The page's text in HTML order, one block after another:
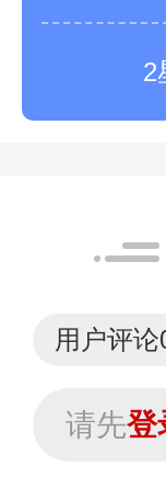
2
用户评论
请先登